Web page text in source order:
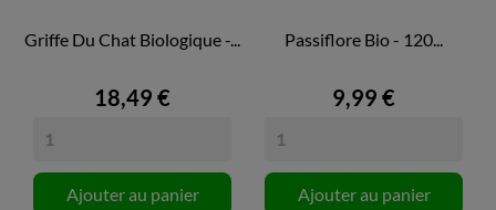
Griffe Du Chat Biologique -...
18,49 €
Ajouter au panier
Passiflore Bio - 120...
9,99 €
Ajouter au panier